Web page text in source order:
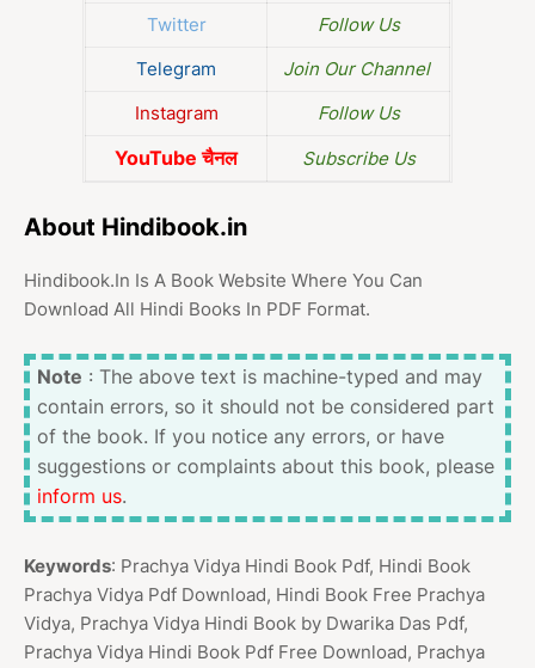
Twitter
Follow Us
Telegram
Join Our Channel
Instagram
Follow Us
YouTube चैनल Subscribe Us
About Hindibook.in
Hindibook.In Is A Book Website Where You Can
Download All Hindi Books In PDF Format.
Note : The above text is machine-typed and may
contain errors, so it should not be considered part
of the book. If you notice any errors, or have
suggestions or complaints about this book, please
inform us.
Keywords: Prachya Vidya Hindi Book Pdf, Hindi Book
Prachya Vidya Pdf Download, Hindi Book Free Prachya
Vidya, Prachya Vidya Hindi Book by Dwarika Das Pdf,
Prachya Vidya Hindi Book Pdf Free Download, Prachya